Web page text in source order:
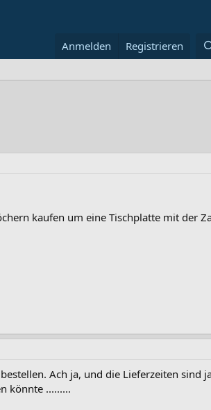
Anmelden Registrieren
kaufen um eine Tischplatte mit der
Ach ja, und die Lieferzeiten sind
könnte .........